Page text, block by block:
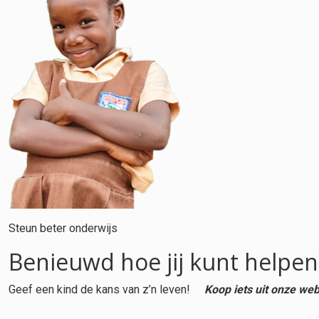
Steun beter onderwijs
Benieuwd hoe jij kunt
Geef een kind de kans van z’n leven! Koop iets uit onze